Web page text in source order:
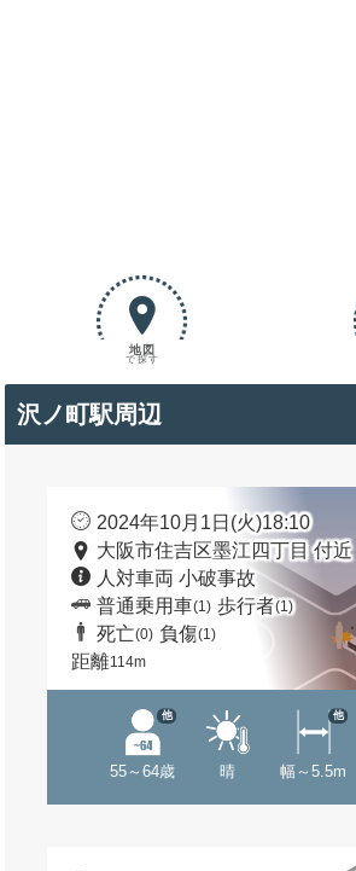
地図
で探す
沢ノ町駅周辺
2024年10月1日(火)18:10
大阪市住吉区墨江四丁目 付近
人対車両 小破事故
普通乗用車(1) 歩行者(1)
死亡(0) 負傷(1)
距離114m
55～64歳
他
晴 幅～5.5m
他